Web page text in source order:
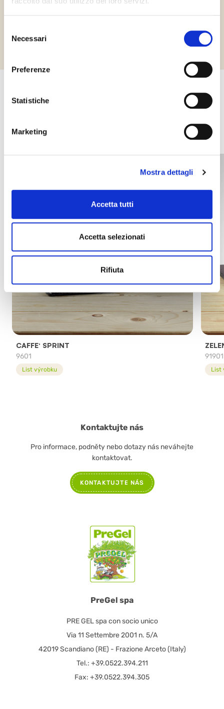
delNecessari
Preferenze
Statistiche
Marketing
Mostra dettagli
Accetta tutti
Accetta selezionati
Rifiuta
Další produkty, které by vás mohly
CAFFE‘ SPRINT
9601
List výrobku
91901
List
PreGel spa
PRE GEL spa con socio unico
Via 11 Settembre 2001 n. 5/A
42019 Scandiano (RE) - Frazione Arceto (Italy)
Tel.: +39.0522.394.211
Fax: +39.0522.394.305
Kontaktujte nás
Pro informace, podněty nebo dotazy nás neváhejte
kontaktovat.
KONTAKTUJTE NÁS